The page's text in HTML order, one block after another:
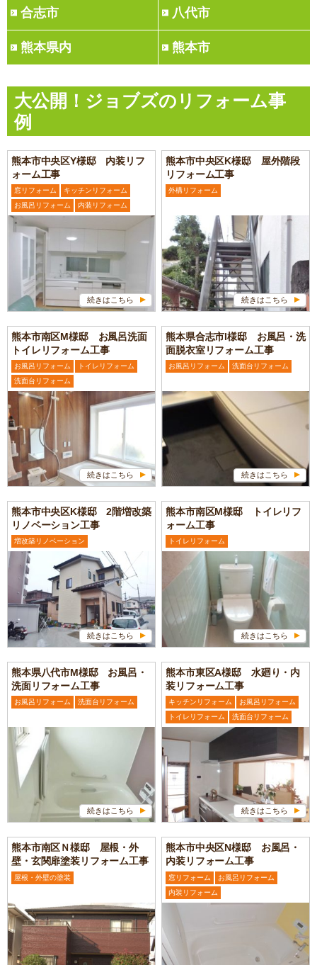
合志市 八代市
熊本県内 熊本市
大公開！ジョブズのリフォーム事
例
熊本市中央区Y様邸 内装リフ
ォーム工事
窓リフォーム
キッチンリフォーム
お風呂リフォーム
内装リフォーム
続きはこちら
熊本市中央区K様邸 屋外階段
リフォーム工事
外構リフォーム
続きはこちら
熊本市南区M様邸 お風呂洗面
トイレリフォーム工事
お風呂リフォーム
トイレリフォーム
洗面台リフォーム
続きはこちら
熊本県合志市I様邸 お風呂・洗
面脱衣室リフォーム工事
お風呂リフォーム 洗面台リフォーム
続きはこちら
熊本市中央区K様邸 2階増改築
リノベーション工事
増改築リノベーション
続きはこちら
熊本市南区M様邸 トイレリフ
ォーム工事
トイレリフォーム
続きはこちら
熊本県八代市M様邸 お風呂・
洗面リフォーム工事
お風呂リフォーム 洗面台リフォーム
続きはこちら
熊本市東区A様邸 水廻り・内
装リフォーム工事
キッチンリフォーム
お風呂リフォーム
トイレリフォーム
洗面台リフォーム
続きはこちら
熊本市南区Ｎ様邸 屋根・外
壁・玄関扉塗装リフォーム工事
屋根・外壁の塗装
熊本市中央区N様邸 お風呂・
内装リフォーム工事
窓リフォーム
お風呂リフォーム
内装リフォーム